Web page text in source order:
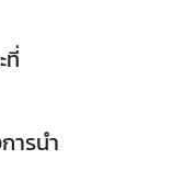
ที่
ารนำ